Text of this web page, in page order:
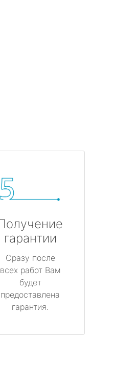
гарантии
Сразу после
всех работ Вам
будет
предоставлена
гарантия.